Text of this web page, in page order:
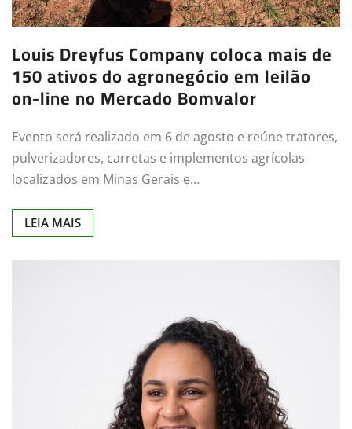
Louis Dreyfus Company coloca mais de
150 ativos do agronegócio em leilão
on-line no Mercado Bomvalor
Evento será realizado em 6 de agosto e reúne tratores,
pulverizadores, carretas e implementos agrícolas
localizados em Minas Gerais e…
LEIA MAIS